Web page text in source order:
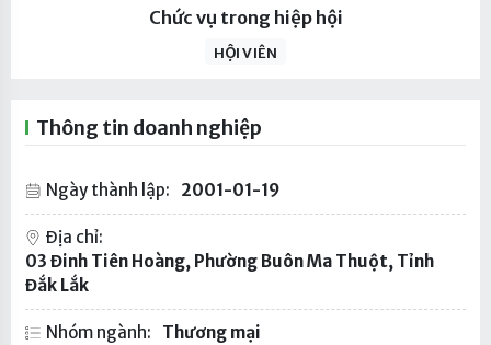
Chức vụ trong hiệp hội
HỘI VIÊN
Thông tin doanh nghiệp
Ngày thành lập: 2001-01-19
Địa chỉ:
03 Đinh Tiên Hoàng, Phường Buôn Ma Thuột, Tỉnh
Đắk Lắk
Nhóm ngành: Thương mại